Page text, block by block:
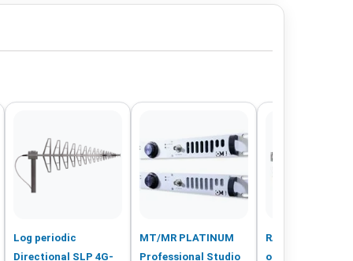
Log periodic
Directional SLP 4G-
MT/MR PLATINUM
Professional Studio
RAG Re-
ontvanger